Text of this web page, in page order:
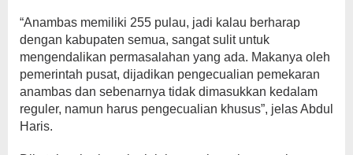
“Anambas memiliki 255 pulau, jadi kalau berharap
dengan kabupaten semua, sangat sulit untuk
mengendalikan permasalahan yang ada. Makanya oleh
pemerintah pusat, dijadikan pengecualian pemekaran
anambas dan sebenarnya tidak dimasukkan kedalam
reguler, namun harus pengecualian khusus”, jelas Abdul
Haris.